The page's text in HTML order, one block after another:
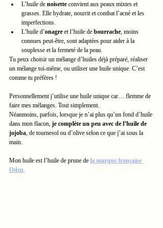
L’huile de noisette convient aux peaux mixtes et
grasses. Elle hydrate, nourrit et combat l’acné et les
imperfections.
L’huile d’onagre et l’huile de bourrache, moins
connues peut-être, sont adaptées pour aider à la
souplesse et la fermeté de la peau.
Tu peux choisir un mélange d’huiles déjà préparé, réaliser
un mélange toi-même, ou utiliser une huile unique. C’est
comme tu préfères !
Personnellement j’utilise une huile unique car… flemme de
faire mes mélanges. Tout simplement.
Néanmoins, parfois, lorsque je n’ai plus qu’un fond d’huile
dans mon flacon, je complète un peu avec de l’huile de
jojoba, de tournesol ou d’olive selon ce que j’ai sous la
main.
Mon huile est l’huile de prune de la marque française
Oden.